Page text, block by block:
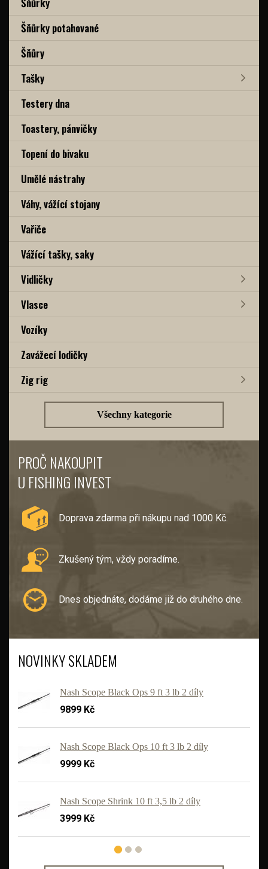
Šňůrky potahované
Šňůry
Tašky
Testery dna
Toastery, pánvičky
Topení do bivaku
Umělé nástrahy
Váhy, vážící stojany
Vařiče
Vážící tašky, saky
Vidličky
Vlasce
Vozíky
Zavážecí lodičky
Zig rig
Všechny kategorie
PROČ NAKOUPIT
U FISHING INVEST
Doprava zdarma při nákupu nad 1000 Kč.
Zkušený tým, vždy poradíme.
Dnes objednáte, dodáme již do druhého dne.
NOVINKY SKLADEM
Nash Scope Black Ops 9 ft 3 lb 2 díly
9899 Kč
Nash Scope Black Ops 10 ft 3 lb 2 díly
9999 Kč
Nash Scope Shrink 10 ft 3,5 lb 2 díly
3999 Kč